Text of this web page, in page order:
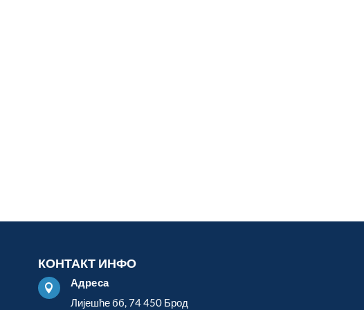
КОНТАКТ ИНФО

Адреса
Лијешће бб, 74 450 Брод